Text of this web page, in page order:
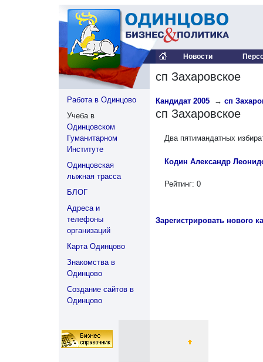
Новости
Работа в Одинцово
Учеба в
Одинцовском
Гуманитарном
Институте
Одинцовская
лыжная трасса
БЛОГ
Адреса и
телефоны
организаций
Карта Одинцово
Знакомства в
Одинцово
Создание сайтов в
Одинцово
сп Захаровское
Кандидат 2005 → сп
сп Захаровское
Два пятимандатных
Кодин Александр
Рейтинг: 0
Зарегистрировать нового